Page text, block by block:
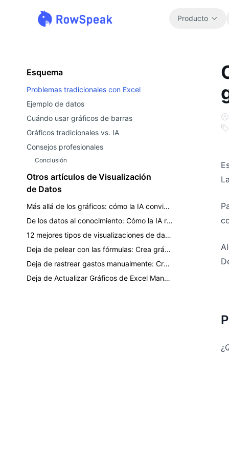
Producto
Esquema
Problemas tradicionales con Excel
Ejemplo de datos
Cuándo usar gráficos de barras
Gráficos tradicionales vs. IA
Consejos profesionales
Conclusión
Otros artículos de Visualización
de Datos
Más allá de los gráficos: cómo la IA convierte los datos en historias empresariales convincentes que impulsan la toma de decisiones
De los datos al conocimiento: Cómo la IA reduce el tiempo de creación de gráficos de 3 horas a 30 segundos
12 mejores tipos de visualizaciones de datos que todo profesional debe conocer
Deja de pelear con las fórmulas: Crea gráficos dinámicos de Excel al instante con IA
Deja de rastrear gastos manualmente: Crea un informe de presupuesto automatizado con Excel AI
Deja de Actualizar Gráficos de Excel Manualmente: Muestra Automáticamente los Últimos 3 Meses de Datos